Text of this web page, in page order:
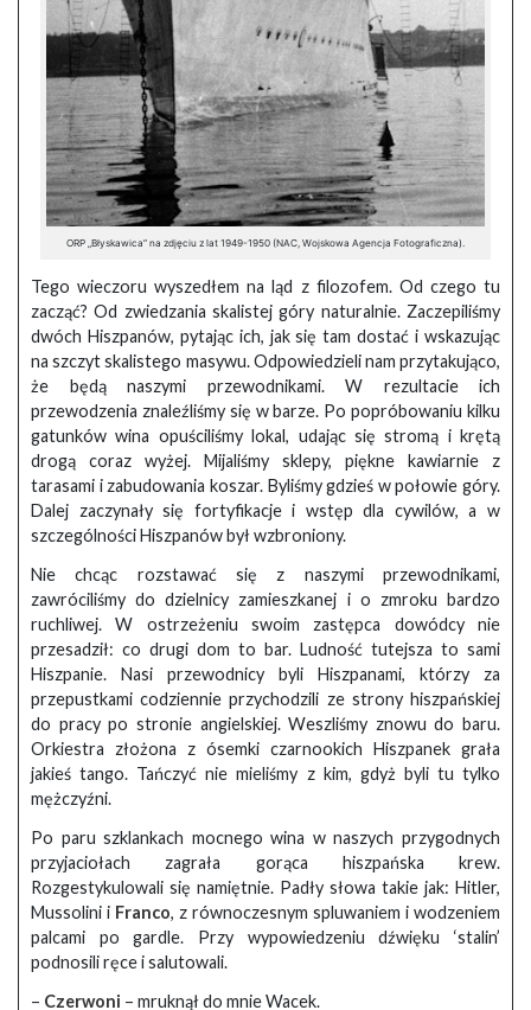
ORP „Błyskawica” na zdjęciu z lat 1949-1950 (NAC, Wojskowa Agencja Fotograficzna).
Tego wieczoru wyszedłem na ląd z filozofem. Od czego tu
zacząć? Od zwiedzania skalistej góry naturalnie. Zaczepiliśmy
dwóch Hiszpanów, pytając ich, jak się tam dostać i wskazując
na szczyt skalistego masywu. Odpowiedzieli nam przytakująco,
że będą naszymi przewodnikami. W rezultacie ich
przewodzenia znaleźliśmy się w barze. Po popróbowaniu kilku
gatunków wina opuściliśmy lokal, udając się stromą i krętą
drogą coraz wyżej. Mijaliśmy sklepy, piękne kawiarnie z
tarasami i zabudowania koszar. Byliśmy gdzieś w połowie góry.
Dalej zaczynały się fortyfikacje i wstęp dla cywilów, a w
szczególności Hiszpanów był wzbroniony.
Nie chcąc rozstawać się z naszymi przewodnikami,
zawróciliśmy do dzielnicy zamieszkanej i o zmroku bardzo
ruchliwej. W ostrzeżeniu swoim zastępca dowódcy nie
przesadził: co drugi dom to bar. Ludność tutejsza to sami
Hiszpanie. Nasi przewodnicy byli Hiszpanami, którzy za
przepustkami codziennie przychodzili ze strony hiszpańskiej
do pracy po stronie angielskiej. Weszliśmy znowu do baru.
Orkiestra złożona z ósemki czarnookich Hiszpanek grała
jakieś tango. Tańczyć nie mieliśmy z kim, gdyż byli tu tylko
mężczyźni.
Po paru szklankach mocnego wina w naszych przygodnych
przyjaciołach zagrała gorąca hiszpańska krew.
Rozgestykulowali się namiętnie. Padły słowa takie jak: Hitler,
Mussolini i Franco, z równoczesnym spluwaniem i wodzeniem
palcami po gardle. Przy wypowiedzeniu dźwięku ‘stalin’
podnosili ręce i salutowali.
– Czerwoni – mruknął do mnie Wacek.